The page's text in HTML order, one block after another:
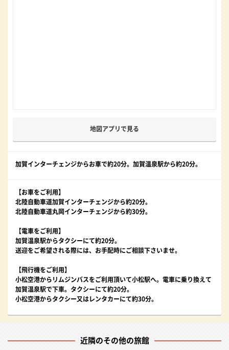
地図アプリで見る
加賀インターチェンジからお車で約20分。加賀温泉駅から約20分。
【お車をご利用】
北陸自動車道加賀インターチェンジから約20分。
北陸自動車道丸岡インターチェンジから約30分。
【電車をご利用】
加賀温泉駅からタクシーにて約20分。
送迎をご希望される際には、お手配時にご相談下さいませ。
【飛行機をご利用】
小松空港からリムジンバスをご利用頂いて小松駅へ。電車に乗り換えて
加賀温泉駅で下車。タクシーにて約20分。
小松空港からタクシー又はレンタカーにて約30分。
近隣のその他の旅館